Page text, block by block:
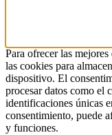
Para ofrecer las
las cookies para
dispositivo. El
procesar datos como el
identificaciones únicas
consentimiento, puede
y funciones.